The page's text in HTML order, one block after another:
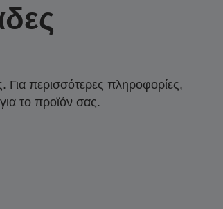
Για περισσότερες πληροφορίες,
το προϊόν σας.